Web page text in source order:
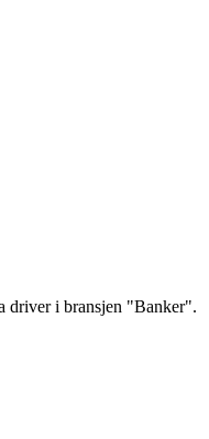
driver i bransjen "Banker".